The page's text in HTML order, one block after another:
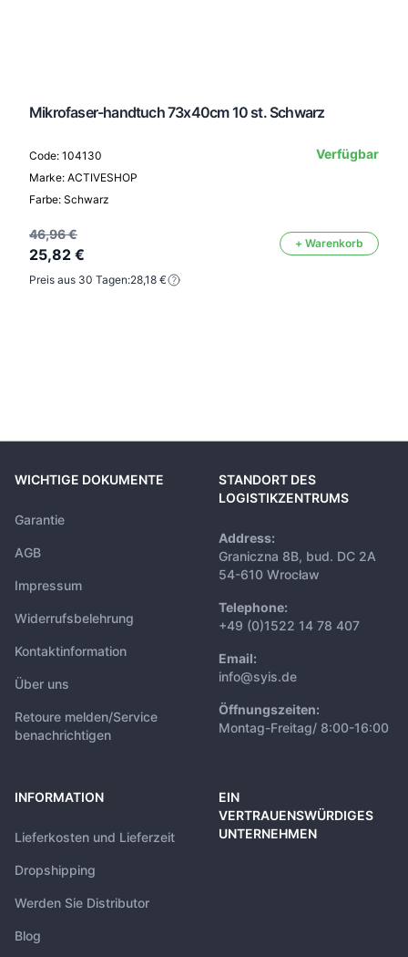
Mikrofaser-handtuch 73x40cm 10 st. Schwarz
Code: 104130
Marke: ACTIVESHOP
Farbe: Schwarz
Verfügbar
46,96 €
25,82 €
+ Warenkorb
Preis aus 30 Tagen:28,18 €
WICHTIGE DOKUMENTE
Garantie
AGB
Impressum
Widerrufsbelehrung
Kontaktinformation
Über uns
Retoure melden/Service
benachrichtigen
STANDORT DES
LOGISTIKZENTRUMS
Address:
Graniczna 8B, bud. DC 2A
54-610 Wrocław
Telephone:
+49 (0)1522 14 78 407
Email:
info@syis.de
Öffnungszeiten:
Montag-Freitag/ 8:00-16:00
INFORMATION
Lieferkosten und Lieferzeit
Dropshipping
Werden Sie Distributor
Blog
EIN
VERTRAUENSWÜRDIGES
UNTERNEHMEN